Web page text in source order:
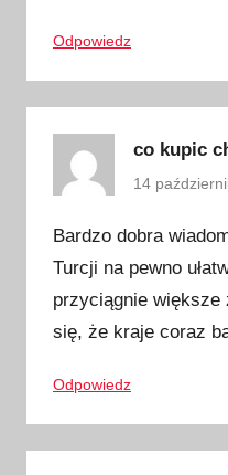
r
s
z
p
t
Odpowiedz
co kupic
14
Bardzo dobra
Turcji na pewno
przyciągnie
się, że kraje coraz
Odpowiedz